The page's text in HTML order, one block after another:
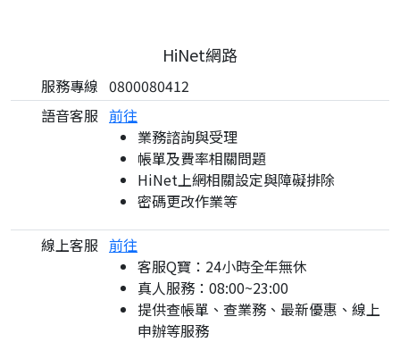
HiNet網路
服務專線 0800080412
語音客服 前往
業務諮詢與受理
帳單及費率相關問題
HiNet上網相關設定與障礙排除
密碼更改作業等
線上客服 前往
客服Q寶：24小時全年無休
真人服務：08:00~23:00
提供查帳單、查業務、最新優惠、線上
申辦等服務